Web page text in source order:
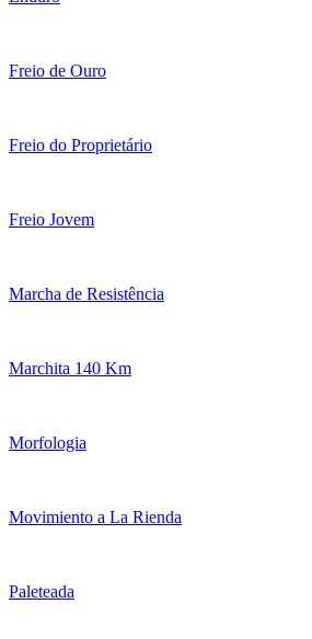
Freio de Ouro
Freio do Proprietário
Freio Jovem
Marcha de Resistência
Marchita 140 Km
Morfologia
Movimiento a La Rienda
Paleteada